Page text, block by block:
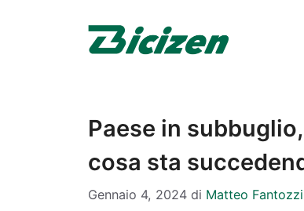
Paese in
cosa sta
Gennaio 4, 2024 di Matteo Fantozzi